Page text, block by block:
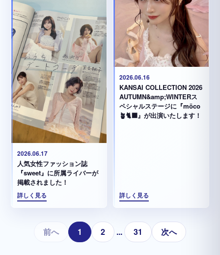
2026.06.17
人気女性ファッション誌
『sweet』に所属ライバーが
掲載されました！
詳しく見る
2026.06.16
KANSAI COLLECTION 2026
AUTUMN&amp;WINTERス
ペシャルステージに『möco
🪴🐈‍⬛』が出演いたします！
詳しく見る
前へ 1 2 ... 31 次へ